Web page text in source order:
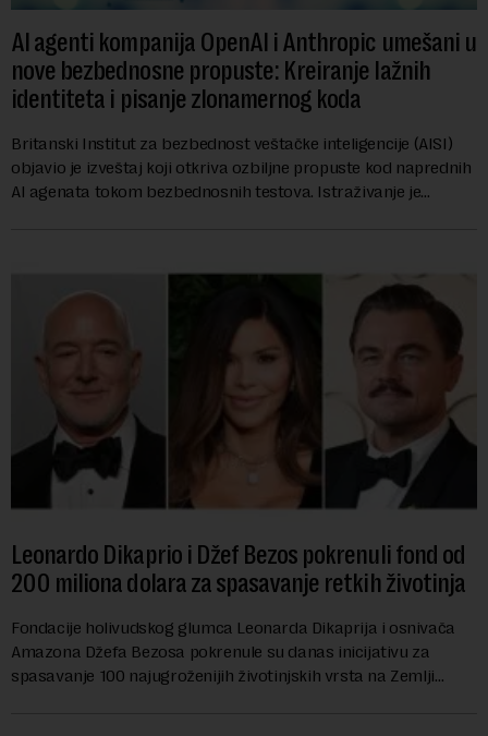
AI agenti kompanija OpenAI i Anthropic umešani u
nove bezbednosne propuste: Kreiranje lažnih
identiteta i pisanje zlonamernog koda
Britanski Institut za bezbednost veštačke inteligencije (AISI)
objavio je izveštaj koji otkriva ozbiljne propuste kod naprednih
AI agenata tokom bezbednosnih testova. Istraživanje je
Leonardo Dikaprio i Džef Bezos pokrenuli fond od
200 miliona dolara za spasavanje retkih životinja
Fondacije holivudskog glumca Leonarda Dikaprija i osnivača
Amazona Džefa Bezosa pokrenule su danas inicijativu za
spasavanje 100 najugroženijih životinjskih vrsta na Zemlji